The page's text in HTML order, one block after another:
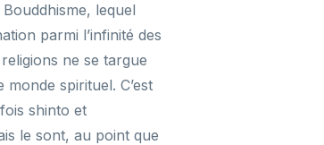
lequel
parmi l’infinité des
ne se targue
spirituel. C’est
shinto et
le sont, au point que